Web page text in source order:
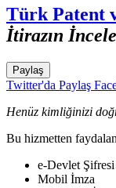
Türk Patent
İtirazın
Paylaş
Twitter'da Paylaş
Henüz kimliğinizi
Bu hizmetten
e-Devlet Şifresi
Mobil İmza